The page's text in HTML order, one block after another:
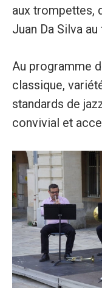
aux trompettes,
Juan Da Silva
Au programme
classique,
standards de
convivial et